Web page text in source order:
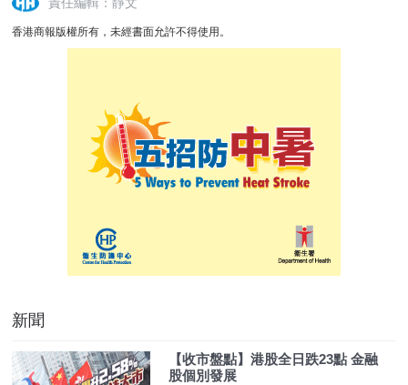
香港商報版權所有，未經書面允許不得使用。
新聞
【收市盤點】港股全日跌23點 金融
股個別發展